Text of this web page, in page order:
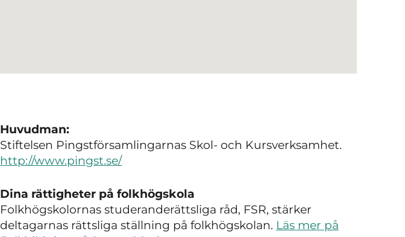
Huvudman:
Stiftelsen Pingstförsamlingarnas Skol- och Kursverksamhet.
http://www.pingst.se/
Dina rättigheter på folkhögskola
Folkhögskolornas studeranderättsliga råd, FSR, stärker
deltagarnas rättsliga ställning på folkhögskolan. Läs mer på